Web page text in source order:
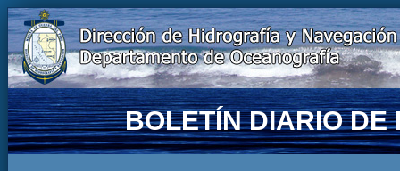
BOLETÍN DIARIO DE